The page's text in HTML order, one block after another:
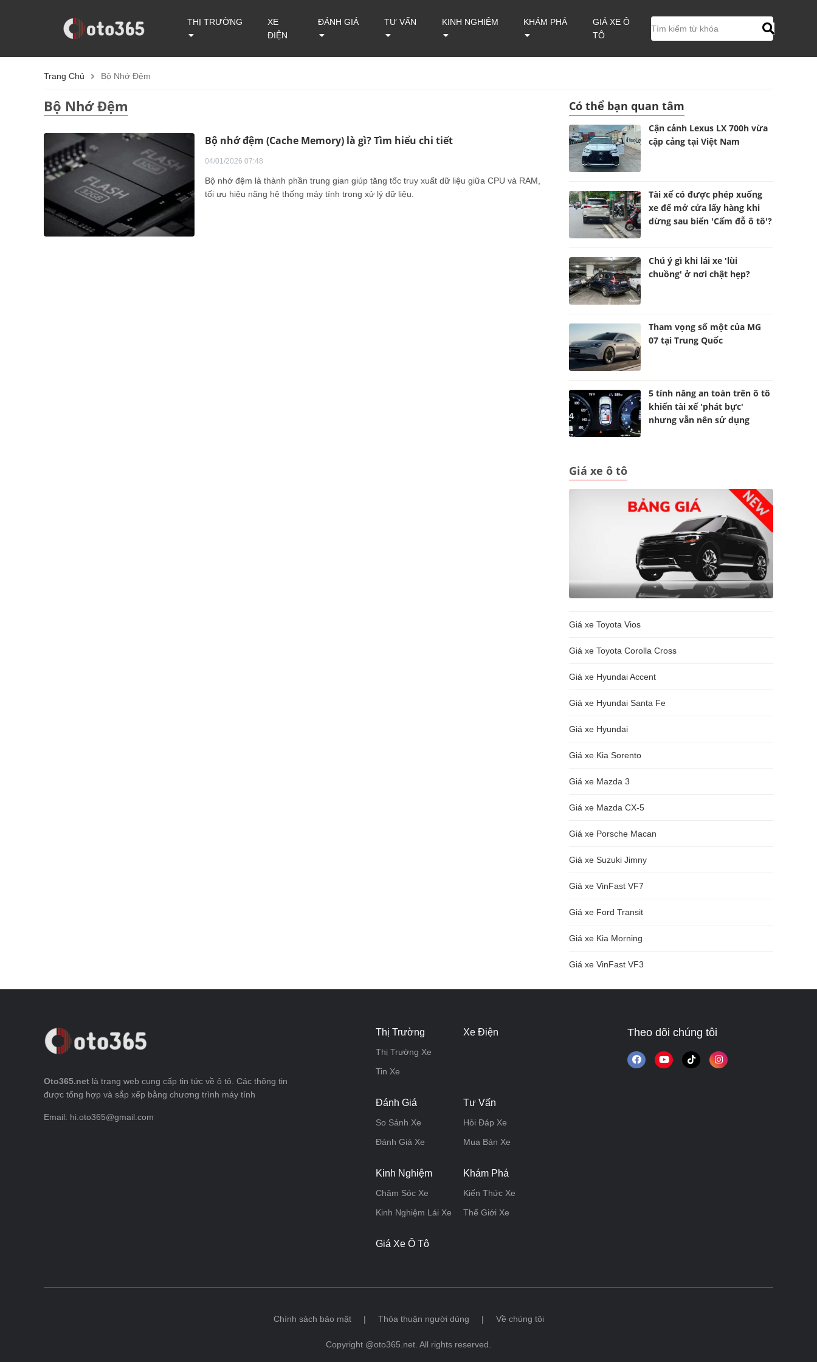
THỊ TRƯỜNG
XE
ĐIỆN
ĐÁNH GIÁ TƯ VẤN KINH NGHIỆM KHÁM PHÁ
GIÁ XE Ô
TÔ
Trang Chủ Bộ Nhớ Đệm
Bộ Nhớ Đệm
Bộ nhớ đệm (Cache Memory) là gì? Tìm hiểu chi tiết
04/01/2026 07:48
Bộ nhớ đệm là thành phần trung gian giúp tăng tốc truy xuất dữ liệu giữa CPU và RAM,
tối ưu hiệu năng hệ thống máy tính trong xử lý dữ liệu.
Có thể bạn quan tâm
Cận cảnh Lexus LX 700h vừa
cập cảng tại Việt Nam
Tài xế có được phép xuống
xe để mở cửa lấy hàng khi
dừng sau biển 'Cấm đỗ ô tô'?
Chú ý gì khi lái xe 'lùi
chuồng' ở nơi chật hẹp?
Tham vọng số một của MG
07 tại Trung Quốc
5 tính năng an toàn trên ô tô
khiến tài xế 'phát bực'
nhưng vẫn nên sử dụng
Giá xe ô tô
Giá xe Toyota Vios
Giá xe Toyota Corolla Cross
Giá xe Hyundai Accent
Giá xe Hyundai Santa Fe
Giá xe Hyundai
Giá xe Kia Sorento
Giá xe Mazda 3
Giá xe Mazda CX-5
Giá xe Porsche Macan
Giá xe Suzuki Jimny
Giá xe VinFast VF7
Giá xe Ford Transit
Giá xe Kia Morning
Giá xe VinFast VF3
Oto365.net là trang web cung cấp tin tức về ô tô. Các thông tin
được tổng hợp và sắp xếp bằng chương trình máy tính
Email: hi.oto365@gmail.com
Thị Trường
Thị Trường Xe
Tin Xe
Xe Điện
Đánh Giá
So Sánh Xe
Đánh Giá Xe
Tư Vấn
Hỏi Đáp Xe
Mua Bán Xe
Kinh Nghiệm
Chăm Sóc Xe
Kinh Nghiệm Lái Xe
Khám Phá
Kiến Thức Xe
Thế Giới Xe
Giá Xe Ô Tô
Theo dõi chúng tôi
Chính sách bảo mật | Thỏa thuận người dùng | Về chúng tôi
Copyright @oto365.net. All rights reserved.